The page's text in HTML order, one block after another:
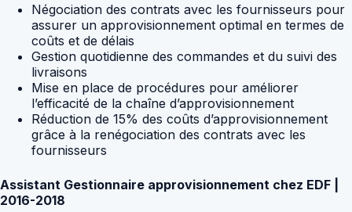
Négociation des contrats avec les fournisseurs pour
assurer un approvisionnement optimal en termes de
coûts et de délais
Gestion quotidienne des commandes et du suivi des
livraisons
Mise en place de procédures pour améliorer
l’efficacité de la chaîne d’approvisionnement
Réduction de 15% des coûts d’approvisionnement
grâce à la renégociation des contrats avec les
fournisseurs
Assistant Gestionnaire approvisionnement chez EDF |
2016-2018